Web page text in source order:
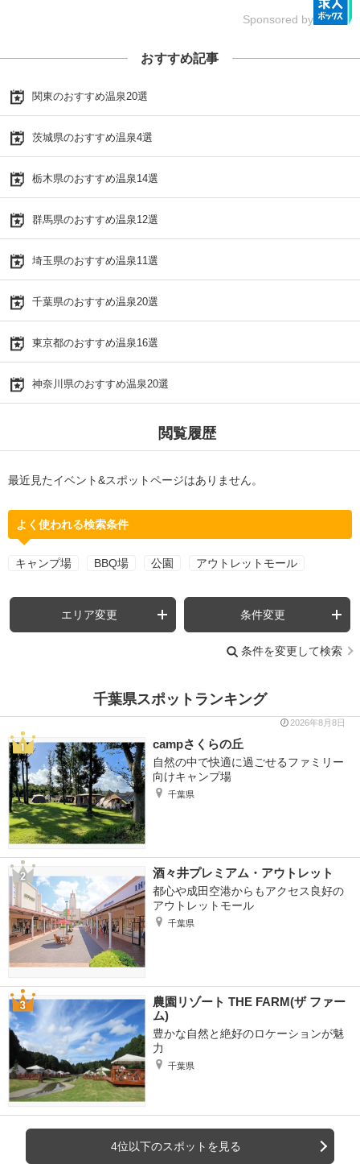
Sponsored by
おすすめ記事
関東のおすすめ温泉20選
茨城県のおすすめ温泉4選
栃木県のおすすめ温泉14選
群馬県のおすすめ温泉12選
埼玉県のおすすめ温泉11選
千葉県のおすすめ温泉20選
東京都のおすすめ温泉16選
神奈川県のおすすめ温泉20選
閲覧履歴
最近見たイベント&スポットページはありません。
よく使われる検索条件
キャンプ場 BBQ場 公園 アウトレットモール
エリア変更 条件変更
条件を変更して検索
千葉県スポットランキング
2026年8月8日
campさくらの丘
自然の中で快適に過ごせるファミリー
向けキャンプ場
千葉県
酒々井プレミアム・アウトレット
都心や成田空港からもアクセス良好の
アウトレットモール
千葉県
農園リゾート THE FARM(ザ ファー
ム)
豊かな自然と絶好のロケーションが魅
力
千葉県
4位以下のスポットを見る